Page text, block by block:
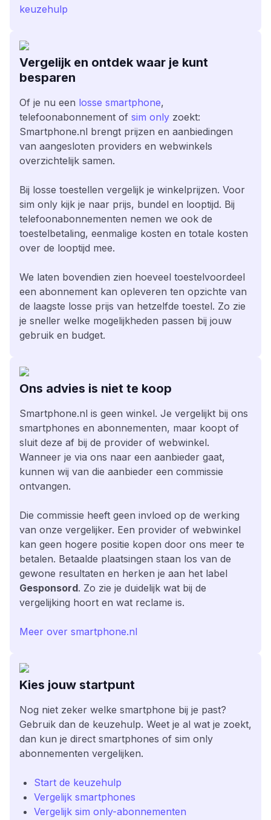
keuzehulp
Vergelijk en ontdek waar je kunt
besparen
Of je nu een losse smartphone,
telefoonabonnement of sim only zoekt:
Smartphone.nl brengt prijzen en aanbiedingen
van aangesloten providers en webwinkels
overzichtelijk samen.
Bij losse toestellen vergelijk je winkelprijzen. Voor
sim only kijk je naar prijs, bundel en looptijd. Bij
telefoonabonnementen nemen we ook de
toestelbetaling, eenmalige kosten en totale kosten
over de looptijd mee.
We laten bovendien zien hoeveel toestelvoordeel
een abonnement kan opleveren ten opzichte van
de laagste losse prijs van hetzelfde toestel. Zo zie
je sneller welke mogelijkheden passen bij jouw
gebruik en budget.
Ons advies is niet te koop
Smartphone.nl is geen winkel. Je vergelijkt bij ons
smartphones en abonnementen, maar koopt of
sluit deze af bij de provider of webwinkel.
Wanneer je via ons naar een aanbieder gaat,
kunnen wij van die aanbieder een commissie
ontvangen.
Die commissie heeft geen invloed op de werking
van onze vergelijker. Een provider of webwinkel
kan geen hogere positie kopen door ons meer te
betalen. Betaalde plaatsingen staan los van de
gewone resultaten en herken je aan het label
Gesponsord. Zo zie je duidelijk wat bij de
vergelijking hoort en wat reclame is.
Meer over smartphone.nl
Kies jouw startpunt
Nog niet zeker welke smartphone bij je past?
Gebruik dan de keuzehulp. Weet je al wat je zoekt,
dan kun je direct smartphones of sim only
abonnementen vergelijken.
Start de keuzehulp
Vergelijk smartphones
Vergelijk sim only-abonnementen